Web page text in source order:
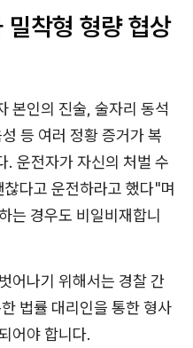
착형 형량 협상
본인의 진술, 술자리 동석
등 여러 정황 증거가 복
. 운전자가 자신의 처벌 수
다고 운전하라고 했다"며
는 경우도 비일비재합니
어나기 위해서는 경찰 간
법률 대리인을 통한 형사
어야 합니다.